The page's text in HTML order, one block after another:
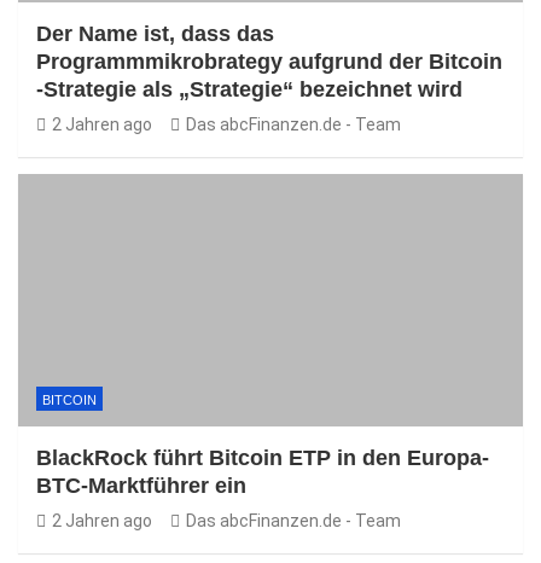
Der Name ist, dass das
Programmmikrobrategy aufgrund der Bitcoin
-Strategie als „Strategie“ bezeichnet wird
2 Jahren ago Das abcFinanzen.de - Team
BITCOIN
BlackRock führt Bitcoin ETP in den Europa-
BTC-Marktführer ein
2 Jahren ago Das abcFinanzen.de - Team